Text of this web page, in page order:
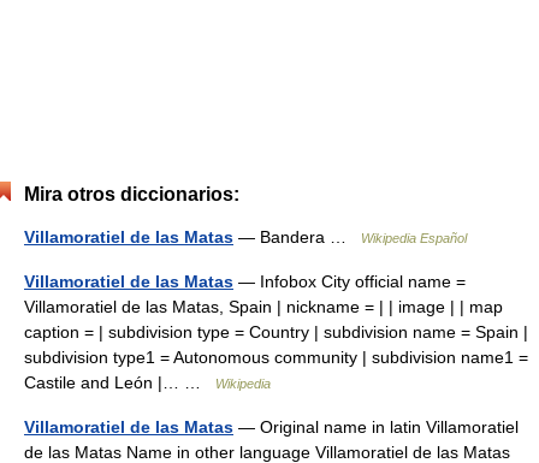
Mira otros diccionarios:
Villamoratiel de las Matas — Bandera … Wikipedia Español
Villamoratiel de las Matas — Infobox City official name =
Villamoratiel de las Matas, Spain | nickname = | | image | | map
caption = | subdivision type = Country | subdivision name = Spain |
subdivision type1 = Autonomous community | subdivision name1 =
Castile and León |… …
Wikipedia
Villamoratiel de las Matas — Original name in latin Villamoratiel
de las Matas Name in other language Villamoratiel de las Matas